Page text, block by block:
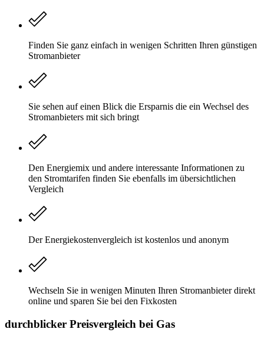
Finden Sie ganz einfach in wenigen Schritten Ihren günstigen
Stromanbieter
Sie sehen auf einen Blick die Ersparnis die ein Wechsel des
Stromanbieters mit sich bringt
Den Energiemix und andere interessante Informationen zu
den Stromtarifen finden Sie ebenfalls im übersichtlichen
Vergleich
Der Energiekostenvergleich ist kostenlos und anonym
Wechseln Sie in wenigen Minuten Ihren Stromanbieter direkt
online und sparen Sie bei den Fixkosten
durchblicker Preisvergleich bei Gas